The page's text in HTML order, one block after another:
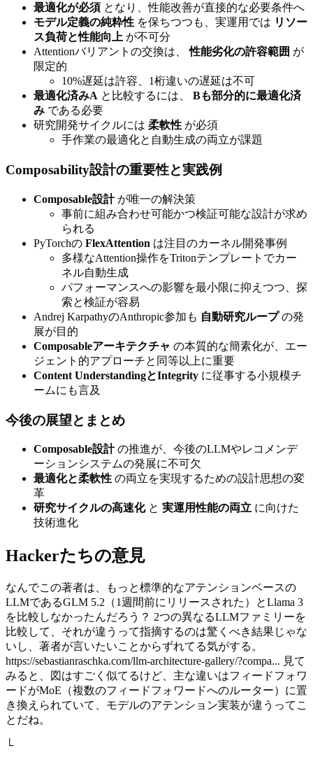
最適化が必須 となり、性能改善が直接的な必要条件へ
モデル定義の純粋性 を保ちつつも、実運用では リソー
ス負荷と性能向上 が不可分
Attentionバリアントの交換は、性能劣化の許容範囲 が
限定的
10%遅延は許容、1桁違いの遅延は不可
最適化済みA と比較するには、 Bも部分的に最適化済
み である必要
研究開発サイクルには 柔軟性 が必須
手作業の最適化と自動生成の両立が課題
Composability設計の重要性と実践例
Composable設計が唯一の解決策
事前に組み合わせ可能かつ検証可能な設計が求め
られる
PyTorchの FlexAttention は注目のカーネル開発事例
多様なAttention操作をTritonテンプレートでカー
ネル自動生成
パフォーマンスへの影響を最小限に抑えつつ、探
索と検証が容易
Andrej KarpathyのAnthropic参加も 自動研究ループの発
展が目的
Composableアーキテクチャ の本質的な簡素化が、エー
ジェント的アプローチと同等以上に重要
Content UnderstandingとIntegrity に従事する小規模チ
ームにも言及
今後の展望とまとめ
Composable設計の推進が、今後のLLMやレコメンデ
ーションシステムの発展に不可欠
最適化と柔軟性 の両立を実現するための設計思想の変
革
研究サイクルの高速化と 実運用性能の両立 に向けた
技術進化
Hackerたちの意見
なんでこの著者は、もっと標準的なアテンションベースの
LLMであるGLM 5.2（1週間前にリリースされた）とLlama 3
を比較しなかったんだろう？ 2つの異なるLLMファミリーを
比較して、それが違うって指摘するのは驚くべき結果じゃな
いし、著者が言いたいことからずれてる気がする。
https://sebastianraschka.com/llm-architecture-gallery/?compa... 見て
みると、図はすごく似てるけど、主な違いはフィードフォワ
ードがMoE（複数のフィードフォワードへのルーター）に置
き換えられていて、モデルのアテンション実装が違うってこ
とだね。
└